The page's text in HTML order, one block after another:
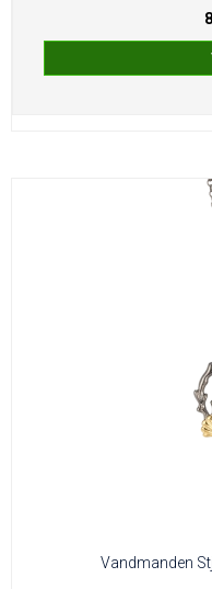
Vandmanden